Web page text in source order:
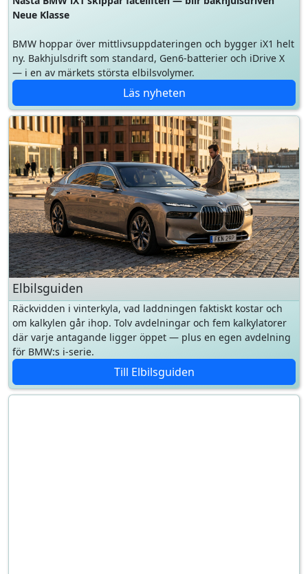
ny. Bakhjulsdrift som standard, Gen6-batterier och iDrive X
— i en av märkets största elbilsvolymer.
Läs nyheten
Elbilsguiden
Räckvidden i vinterkyla, vad laddningen faktiskt kostar och
om kalkylen går ihop. Tolv avdelningar och fem kalkylatorer
där varje antagande ligger öppet — plus en egen avdelning
för BMW:s i-serie.
Till Elbilsguiden